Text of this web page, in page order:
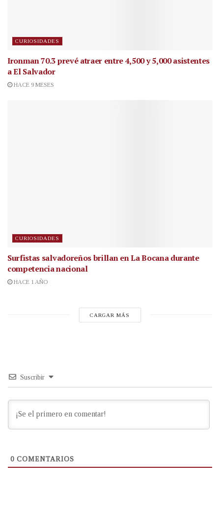
CURIOSIDADES
Ironman 70.3 prevé atraer entre 4,500 y 5,000 asistentes
a El Salvador
HACE 9 MESES
CURIOSIDADES
Surfistas salvadoreños brillan en La Bocana durante
competencia nacional
HACE 1 AÑO
CARGAR MÁS
Suscribir
0 COMENTARIOS